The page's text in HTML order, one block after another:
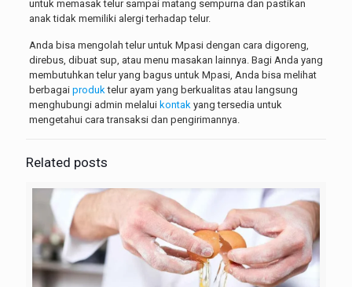
untuk memasak telur sampai matang sempurna dan pastikan
anak tidak memiliki alergi terhadap telur.
Anda bisa mengolah telur untuk Mpasi dengan cara digoreng,
direbus, dibuat sup, atau menu masakan lainnya. Bagi Anda yang
membutuhkantelur yang bagus untuk Mpasi, Anda bisa melihat
berbagai produk telur ayam yang berkualitas atau langsung
menghubungi admin melalui kontak yang tersedia untuk
mengetahui cara transaksi dan pengirimannya.
Related posts